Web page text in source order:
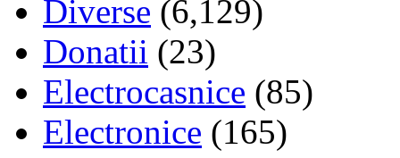
Diverse (6,129)
Donatii (23)
Electrocasnice (85)
Electronice (165)